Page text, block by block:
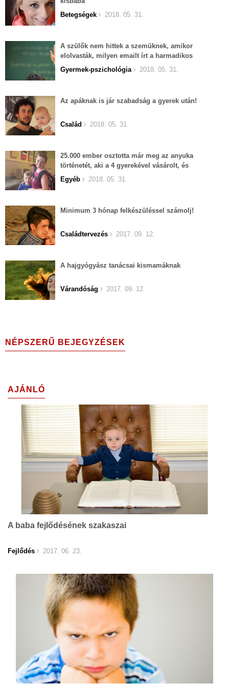
Betegségek
2018. 05. 31.
A szülők nem hittek a szemüknek, amikor
elolvasták, milyen emailt írt a harmadikos
kislányuk új osztályfőnöke!
Gyermek-pszichológia 2018. 05. 31.
Az apáknak is jár szabadság a gyerek után!
Család 2018. 05. 31.
25.000 ember osztotta már meg az anyuka
történetét, aki a 4 gyerekével vásárolt, és
leszólította egy idegen...
Egyéb 2018. 05. 31.
Minimum 3 hónap felkészüléssel számolj!
Családtervezés 2017. 09. 12.
A hajgyógyász tanácsai kismamáknak
Várandóság 2017. 09. 12.
NÉPSZERŰ BEJEGYZÉSEK
AJÁNLÓ
A baba fejlődésének szakaszai
Fejlődés 2017. 06. 23.